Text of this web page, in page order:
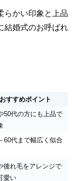
らかい印象と上品
結婚式のお呼ばれ
おすすめポイント
50代の方にも上品で
60代まで幅広く似合
後れ毛をアレンジで
愛い